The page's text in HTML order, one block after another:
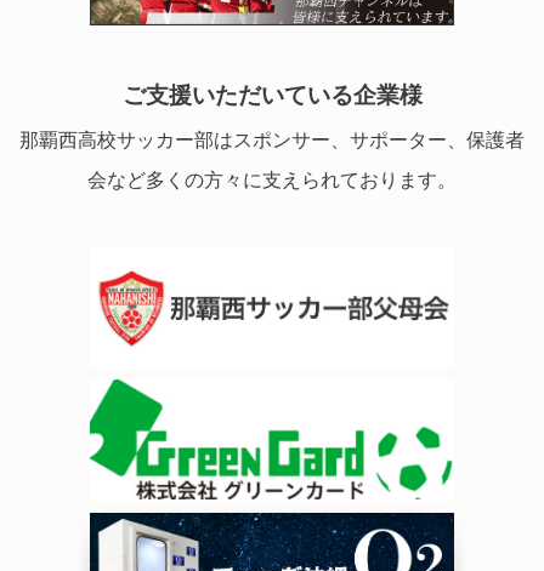
ご支援いただいている企業様
那覇西高校サッカー部はスポンサー、サポーター、保護者
会など多くの方々に支えられております。